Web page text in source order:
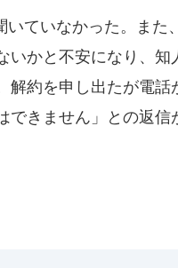
ていなかった。また
いかと不安になり、
解約を申し出たが電
できません」との返